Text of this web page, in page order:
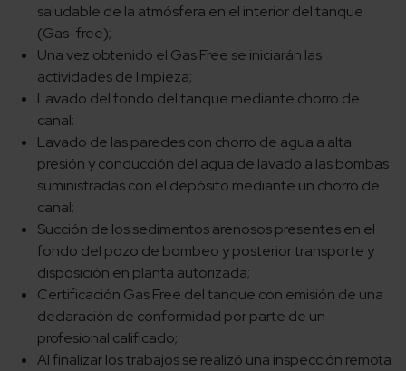
saludable de la atmósfera en el interior del tanque
(Gas-free);
Una vez obtenido el Gas Free se iniciarán las
actividades de limpieza;
Lavado del fondo del tanque mediante chorro de
canal;
Lavado de las paredes con chorro de agua a alta
presión y conducción del agua de lavado a las bombas
suministradas con el depósito mediante un chorro de
canal;
Succión de los sedimentos arenosos presentes en el
fondo del pozo de bombeo y posterior transporte y
disposición en planta autorizada;
Certificación Gas Free del tanque con emisión de una
declaración de conformidad por parte de un
profesional calificado;
Al finalizar los trabajos se realizó una inspección remota